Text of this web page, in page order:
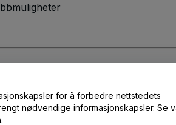
for å forbedre nettstedets
nødvendige informasjonskapsler. Se